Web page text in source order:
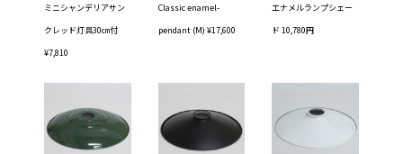
ミニシャンデリアサン
クレッド灯具30㎝付
¥7,810
Classic enamel-
pendant (M) ¥17,600
エナメルランプシェー
ド 10,780円